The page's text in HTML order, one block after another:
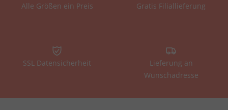
Alle Größen ein Preis Gratis Filiallieferung
SSL Datensicherheit
Lieferung an
Wunschadresse